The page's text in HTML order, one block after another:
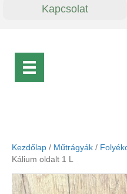
Kapcsolat
Kezdőlap / Műtrágyák /
Kálium oldalt 1 L